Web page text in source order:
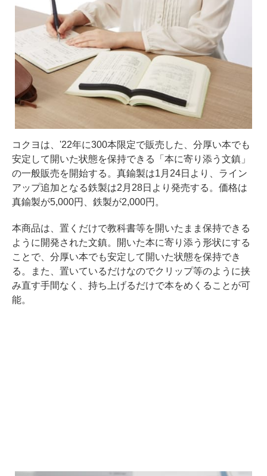
コクヨは、'22年に300本限定で販売した、分厚い本でも
安定して開いた状態を保持できる「本に寄り添う文鎮」
の一般販売を開始する。真鍮製は1月24日より、ライン
アップ追加となる鉄製は2月28日より発売する。価格は
真鍮製が5,000円、鉄製が2,000円。
本商品は、置くだけで教科書等を開いたまま保持できる
ように開発された文鎮。開いた本に寄り添う形状にする
ことで、分厚い本でも安定して開いた状態を保持でき
る。また、置いているだけなのでクリップ等のように挟
み直す手間なく、持ち上げるだけで本をめくることが可
能。